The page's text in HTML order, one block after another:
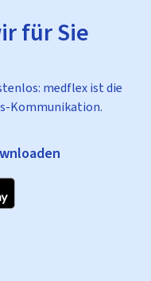
für Sie
medflex ist die
Kommunikation.